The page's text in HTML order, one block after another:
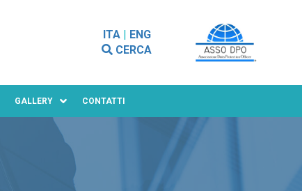
ITA| ENG
CERCA
GALLERY CONTATTI